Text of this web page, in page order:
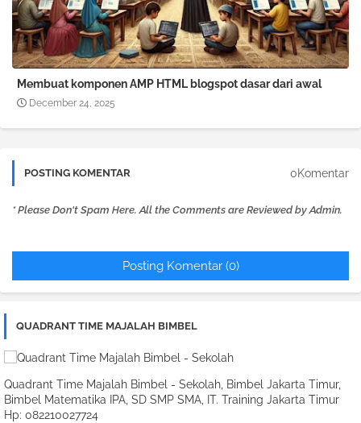
Membuat komponen AMP HTML blogspot dasar dari awal
December 24, 2025
POSTING KOMENTAR 0Komentar
* Please Don't Spam Here. All the Comments are Reviewed by Admin.
Posting Komentar (0)
QUADRANT TIME MAJALAH BIMBEL
Quadrant Time Majalah Bimbel - Sekolah, Bimbel Jakarta Timur,
Bimbel Matematika IPA, SD SMP SMA, IT. Training Jakarta Timur
Hp: 082210027724